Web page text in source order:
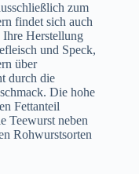
zum
findet sich auch
Ihre Herstellung
und Speck,
über
durch die
Die hohe
Fettanteil
Teewurst neben
Rohwurstsorten